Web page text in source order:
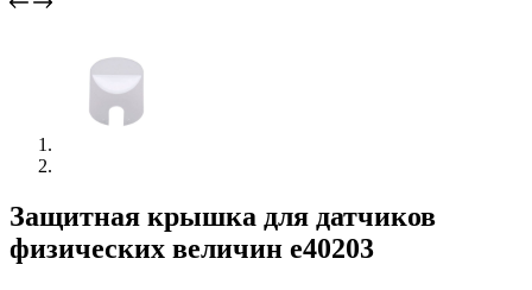
Защитная крышка для датчиков
физических величин e40203